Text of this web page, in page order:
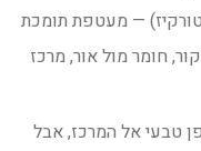
— מעטפת תומכת
חומר מול אור, מרכז
טבעי אל המרכז, אבל